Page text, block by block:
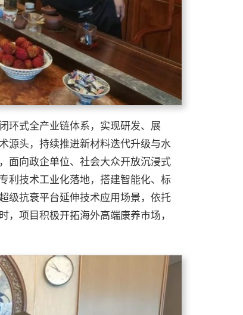
环式全产业链体系，实现研发、展
源头，持续推进新材料迭代升级与水
面向政企单位、社会大众开放沉浸式
利技术工业化落地，搭建智能化、标
级抗衰平台延伸技术应用场景，依托
项目积极开拓海外高端康养市场，